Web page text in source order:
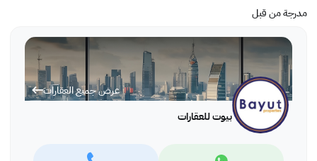
مدرجة من قبل
عرض جميع العقارات
بيوت للعقارات